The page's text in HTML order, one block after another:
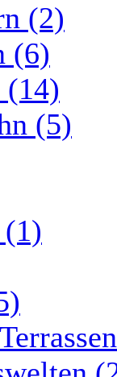
(2)
(6)
(14)
(5)